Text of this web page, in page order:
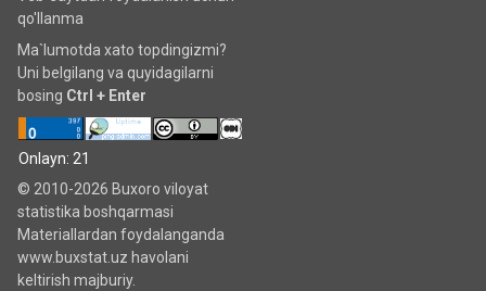
qo'llanma
Ma`lumotda xato topdingizmi?
Uni belgilang va quyidagilarni
bosing Ctrl + Enter
Onlayn: 21
© 2010-2026 Buxoro viloyat
statistika boshqarmasi
Materiallardan foydalanganda
www.buxstat.uz havolani
keltirish majburiy.